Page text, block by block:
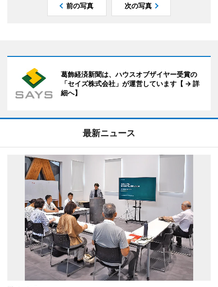
前の写真 次の写真
葛飾経済新聞は、ハウスオブザイヤー受賞の
「セイズ株式会社」が運営しています【 → 詳
細へ】
最新ニュース